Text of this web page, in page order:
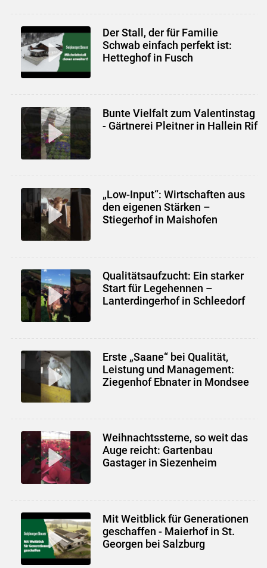
Der Stall, der für Familie
Schwab einfach perfekt ist:
Hetteghof in Fusch
Bunte Vielfalt zum Valentinstag
- Gärtnerei Pleitner in Hallein Rif
„Low-Input“: Wirtschaften aus
den eigenen Stärken –
Stiegerhof in Maishofen
Qualitätsaufzucht: Ein starker
Start für Legehennen –
Lanterdingerhof in Schleedorf
Erste „Saane“ bei Qualität,
Leistung und Management:
Ziegenhof Ebnater in Mondsee
Weihnachtssterne, so weit das
Auge reicht: Gartenbau
Gastager in Siezenheim
Mit Weitblick für Generationen
geschaffen - Maierhof in St.
Georgen bei Salzburg